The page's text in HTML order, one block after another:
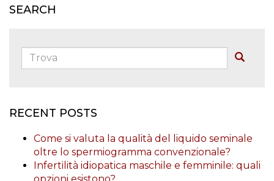
SEARCH
Trova:
RECENT POSTS
Come si valuta la qualità del liquido seminale
oltre lo spermiogramma convenzionale?
Infertilità idiopatica maschile e femminile: quali